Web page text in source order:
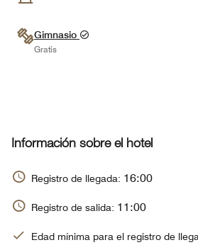
Gimnasio
Gratis
Información sobre el hotel
Registro de llegada: 16:00
Registro de salida: 11:00
Edad mínima para el registro de